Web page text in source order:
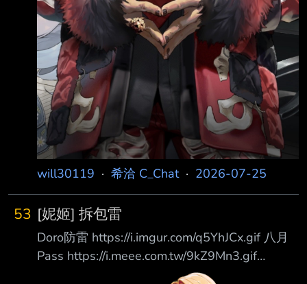
will30119 · 希洽 C_Chat· 2026-07-25
53 [妮姬] 拆包雷
Doro防雷 https://i.imgur.com/q5YhJCx.gif 八月
Pass https://i.meee.com.tw/9kZ9Mn3.gif
https://i.imgur.com/qmw0SQT.png